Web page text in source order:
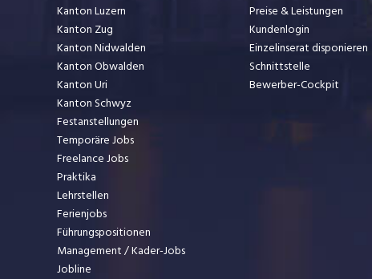
Kanton Luzern
Kanton Zug
Kanton Nidwalden
Kanton Obwalden
Kanton Uri
Kanton Schwyz
Festanstellungen
Temporäre Jobs
Freelance Jobs
Praktika
Lehrstellen
Ferienjobs
Führungspositionen
Management / Kader-Jobs
Jobline
Preise & Leistungen
Kundenlogin
Einzelinserat disponieren
Schnittstelle
Bewerber-Cockpit